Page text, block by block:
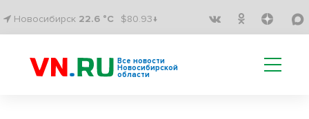
Новосибирск 22.6 °C $80.93↓
Все новости
Новосибирской
области